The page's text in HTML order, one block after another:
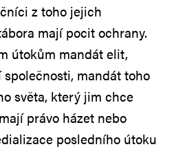
z toho jejich
mají pocit ochrany.
útokům mandát elit,
mandát toho
světa, který jim chce
právo házet nebo
posledního útoku